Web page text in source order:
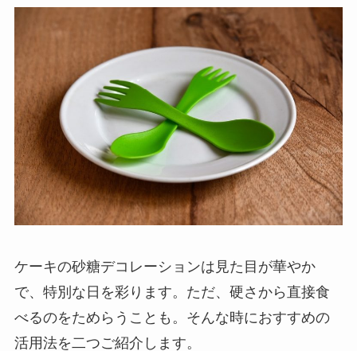
ケーキの砂糖デコレーションは見た目が華やか
で、特別な日を彩ります。ただ、硬さから直接食
べるのをためらうことも。そんな時におすすめの
活用法を二つご紹介します。